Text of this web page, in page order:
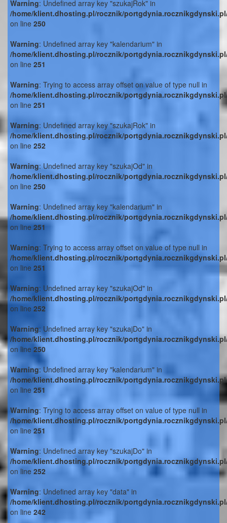
Warning: Undefined array key "szukajRok" in
/home/klient.dhosting.pl/rocznik/
on line 250
Warning: Undefined array key "kalendarium" in
/home/klient.dhosting.pl/rocznik/
on line 251
Warning: Trying to access array offset on value of type null in
/home/klient.dhosting.pl/rocznik/
on line 251
Warning: Undefined array key "szukajRok" in
/home/klient.dhosting.pl/rocznik/
on line 252
Warning: Undefined array key "szukajOd" in
/home/klient.dhosting.pl/rocznik/
on line 250
Warning: Undefined array key "kalendarium" in
/home/klient.dhosting.pl/rocznik/
on line 251
Warning: Trying to access array offset on value of type null in
/home/klient.dhosting.pl/rocznik/
on line 251
Warning: Undefined array key "szukajOd" in
/home/klient.dhosting.pl/rocznik/
on line 252
Warning: Undefined array key "szukajDo" in
/home/klient.dhosting.pl/rocznik/
on line 250
Warning: Undefined array key "kalendarium" in
/home/klient.dhosting.pl/rocznik/
on line 251
Warning: Trying to access array offset on value of type null in
/home/klient.dhosting.pl/rocznik/
on line 251
Warning: Undefined array key "szukajDo" in
/home/klient.dhosting.pl/rocznik/
on line 252
Warning: Undefined array key "data" in
/home/klient.dhosting.pl/rocznik/
on line 242